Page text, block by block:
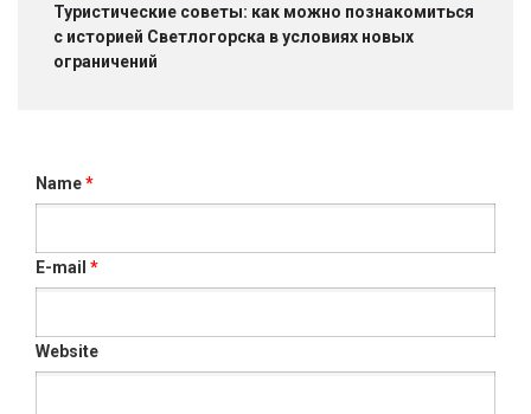
Туристические советы: как можно познакомиться
с историей Светлогорска в условиях новых
ограничений
Name*
E-mail *
Website